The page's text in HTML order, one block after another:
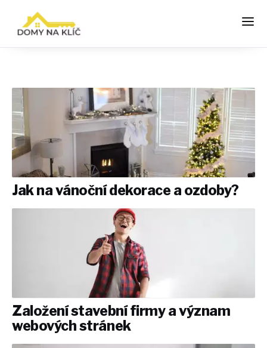
Jak na vánoční dekorace a ozdoby?
Založení stavební firmy a význam
webových stránek